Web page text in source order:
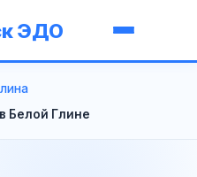
ЭДО
Белой Глине